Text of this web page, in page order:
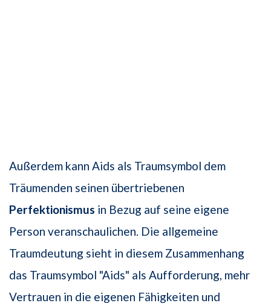
Außerdem kann Aids als Traumsymbol dem
Träumenden seinen übertriebenen
Perfektionismus in Bezug auf seine eigene
Person veranschaulichen. Die allgemeine
Traumdeutung sieht in diesem Zusammenhang
das Traumsymbol "Aids" als Aufforderung, mehr
Vertrauen in die eigenen Fähigkeiten und